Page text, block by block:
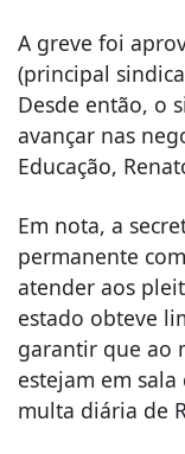
A greve foi
(principal
Desde então, o
avançar nas
Educação,
Em nota, a
permanente
atender aos
estado obteve
garantir que ao
estejam em
multa diária de